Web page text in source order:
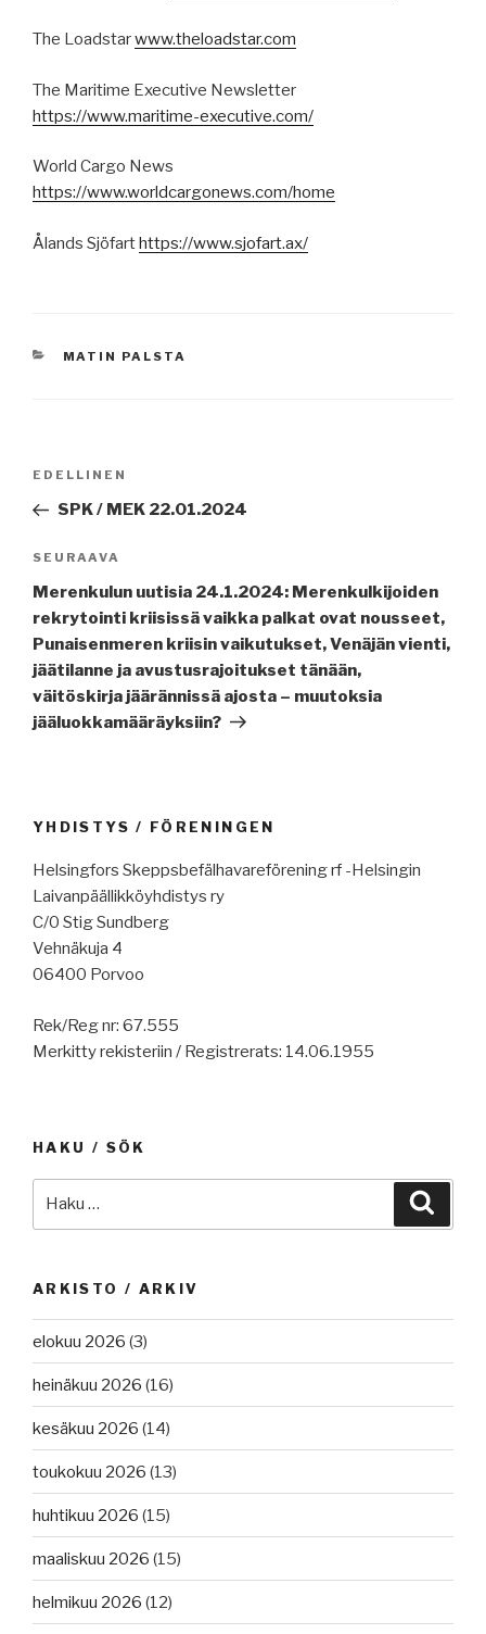
The Loadstarwww.theloadstar.com
The Maritime Executive Newsletter
https://www.maritime-executive.com/
World Cargo News
https://www.worldcargonews.com/home
Ålands Sjöfarthttps://www.sjofart.ax/
KATEGORIAT
MATIN PALSTA
Edellinen
artikkeli
EDELLINEN
SPK / MEK 22.01.2024
Seuraava
artikkeli
SEURAAVA
Merenkulun uutisia 24.1.2024: Merenkulkijoiden
rekrytointi kriisissä vaikka palkat ovat nousseet,
Punaisenmeren kriisin vaikutukset, Venäjän vienti,
jäätilanne ja avustusrajoitukset tänään,
väitöskirja jäärännissä ajosta – muutoksia
jääluokkamääräyksiin?
YHDISTYS / FÖRENINGEN
Helsingfors Skeppsbefälhavareförening rf -Helsingin
Laivanpäällikköyhdistys ry
C/0 Stig Sundberg
Vehnäkuja 4
06400 Porvoo
Rek/Reg nr: 67.555
Merkitty rekisteriin / Registrerats: 14.06.1955
HAKU / SÖK
ARKISTO / ARKIV
elokuu 2026 (3)
heinäkuu 2026 (16)
kesäkuu 2026 (14)
toukokuu 2026 (13)
huhtikuu 2026 (15)
maaliskuu 2026 (15)
helmikuu 2026 (12)